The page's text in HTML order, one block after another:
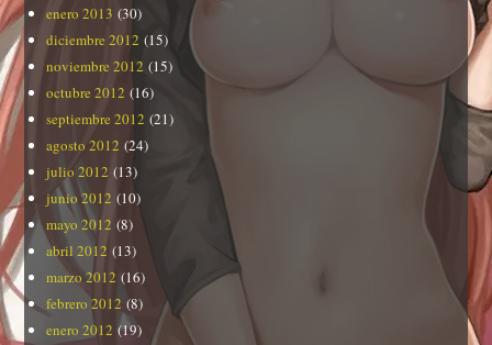
enero 2013 (30)
diciembre 2012 (15)
noviembre 2012 (15)
octubre 2012 (16)
septiembre 2012 (21)
agosto 2012 (24)
julio 2012 (13)
junio 2012 (10)
mayo 2012 (8)
abril 2012 (13)
marzo 2012 (16)
febrero 2012 (8)
enero 2012 (19)